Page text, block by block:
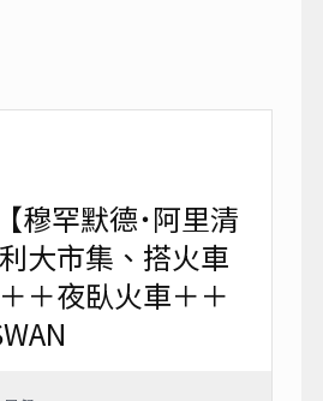
穆罕默德˙阿里清
大市集、搭火車
＋夜臥火車＋＋